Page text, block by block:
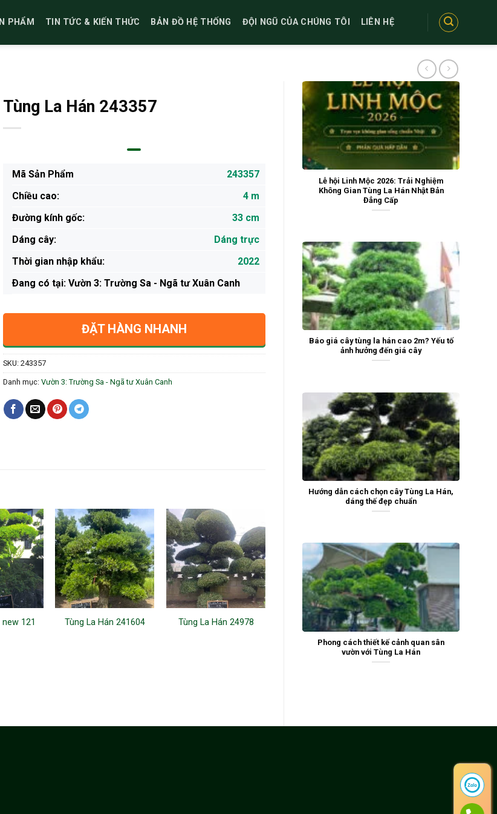
PHẨM TIN TỨC & KIẾN THỨC BẢN ĐỒ HỆ THỐNG ĐỘI NGŨ CỦA CHÚNG TÔI LIÊN HỆ
Lễ hội Linh Mộc 2026: Trải Nghiệm
Không Gian Tùng La Hán Nhật Bản
Đẳng Cấp
Báo giá cây tùng la hán cao 2m? Yếu tố
ảnh hưởng đến giá cây
Hướng dẫn cách chọn cây Tùng La Hán,
dáng thế đẹp chuẩn
Phong cách thiết kế cảnh quan sân
vườn với Tùng La Hán
Tùng La Hán 243357
Mã Sản Phẩm
243357
Chiều cao:
4 m
Đường kính gốc:
33 cm
Dáng cây:
Dáng trực
Thời gian nhập khẩu:
2022
Ðang có tại: Vườn 3: Trường Sa - Ngã tư Xuân Canh
ĐẶT HÀNG NHANH
SKU: 243357
Danh mục: Vườn 3: Trường Sa - Ngã tư Xuân Canh
121 Tùng La Hán 241604 Tùng La Hán 24978 Tùng La Hán 242661 Tùng La Hán 243198